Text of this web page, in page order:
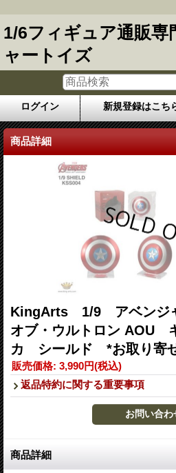
1/6フィギュア通販専
ャートイズ
ログイン 新規登録はこち
商品詳細
KingArts 1/9 アベンジ
オブ・ウルトロン AOU
カ シールド *お取り寄
販売価格: 3,990円(税込)
返品特約に関する重要事項
商品詳細